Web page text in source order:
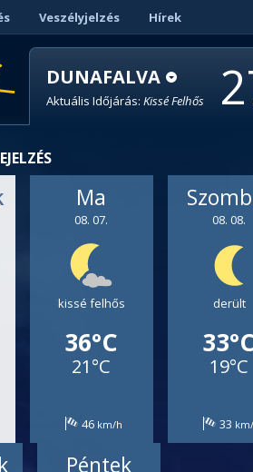
Veszélyjelzés Hírek
DUNAFALVA
Aktuális Időjárás: Kissé Felhős
Ma
08. 07.
kissé felhős
36°C
21°C
46
08. 08.
derült
19°C
33
Péntek